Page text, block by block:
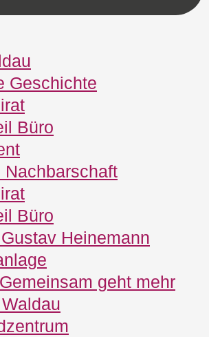
Geschichte
Büro
Nachbarschaft
Büro
Heinemann
geht mehr